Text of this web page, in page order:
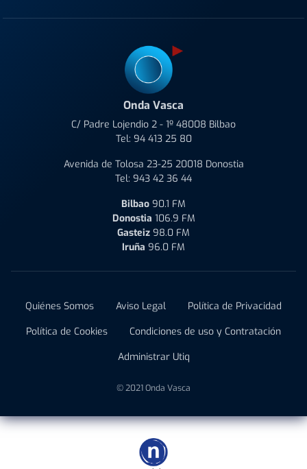
Onda Vasca
C/ Padre Lojendio 2 - 1º 48008 Bilbao
Tel: 94 413 25 80
Avenida de Tolosa 23-25 20018 Donostia
Tel: 943 42 36 44
Bilbao 90.1 FM
Donostia 106.9 FM
Gasteiz 98.0 FM
Iruña 96.0 FM
Quiénes Somos Aviso Legal
Política de Privacidad
Política de Cookies
Condiciones de uso y Contratación
Administrar Utiq
© 2021 Onda Vasca